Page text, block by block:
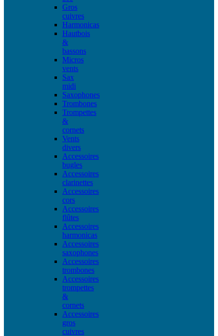
Gros
cuivres
Harmonicas
Hautbois
&
bassons
Micros
vents
Sax
midi
Saxophones
Trombones
Trompettes
&
cornets
Vents
divers
Accessoires
bugles
Accessoires
clarinettes
Accessoires
cors
Accessoires
flûtes
Accessoires
harmonicas
Accessoires
saxophones
Accessoires
trombones
Accessoires
trompettes
&
cornets
Accessoires
gros
cuivres